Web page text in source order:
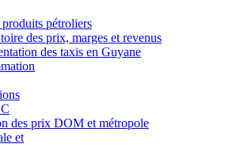
pétroliers
des prix, marges et revenus
des taxis en Guyane
des prix DOM et métropole
et